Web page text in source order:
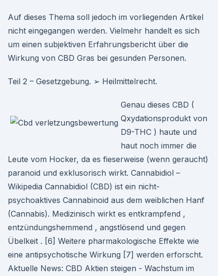
Auf dieses Thema soll jedoch im vorliegenden Artikel
nicht eingegangen werden. Vielmehr handelt es sich
um einen subjektiven Erfahrungsbericht über die
Wirkung von CBD Gras bei gesunden Personen.
Teil 2 – Gesetzgebung. ➢ Heilmittelrecht.
Genau dieses CBD (
Qxydationsprodukt von
D9-THC ) haute und
haut noch immer die
Leute vom Hocker, da es fieserweise (wenn geraucht)
paranoid und exklusorisch wirkt. Cannabidiol –
Wikipedia Cannabidiol (CBD) ist ein nicht-
psychoaktives Cannabinoid aus dem weiblichen Hanf
(Cannabis). Medizinisch wirkt es entkrampfend ,
entzündungshemmend , angstlösend und gegen
Übelkeit . [6] Weitere pharmakologische Effekte wie
eine antipsychotische Wirkung [7] werden erforscht.
Aktuelle News: CBD Aktien steigen - Wachstum im